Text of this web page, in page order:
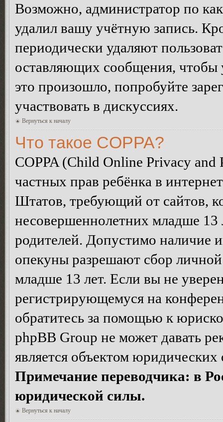
Возможно, администратор по
удалил вашу учётную запись.
периодически удаляют
оставляющих сообщения, чтобы
это произошло, попробуйте
участвовать в дискуссиях.
Вернуться к началу
Что такое COPPA?
COPPA (Child Online Privacy
частных прав ребёнка в
Штатов, требующий от сайтов,
несовершеннолетних младше 13
родителей. Допустимо наличие
опекуны разрешают сбор
младше 13 лет. Если вы не
регистрирующемуся на
обратитесь за помощью к
phpBB Group не может давать
является объектом
Примечание переводчика: в
юридической силы.
Вернуться к началу